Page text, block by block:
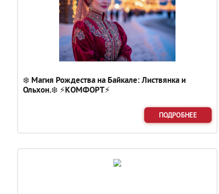
❄️ Магия Рождества на Байкале: Листвянка и
Ольхон.❄️ ⚡КОМФОРТ⚡
ПОДРОБНЕЕ